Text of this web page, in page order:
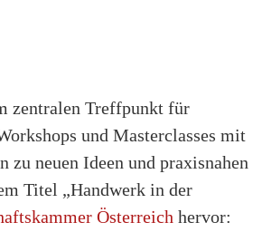
zentralen Treffpunkt für
und Masterclasses mit
neuen Ideen und praxisnahen
Titel „Handwerk in der
Österreich hervor: